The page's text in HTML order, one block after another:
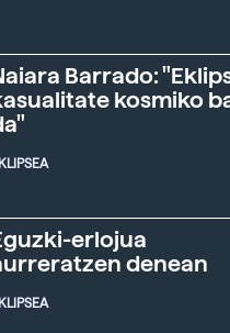
Barrado:
kosmiko
erlojua
denean